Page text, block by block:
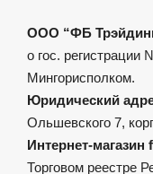
ООО “ФБ
о гос. регистрации
Мингорисполком.
Юридический
Ольшевского 7,
Интернет-магазин
Торговом реестре